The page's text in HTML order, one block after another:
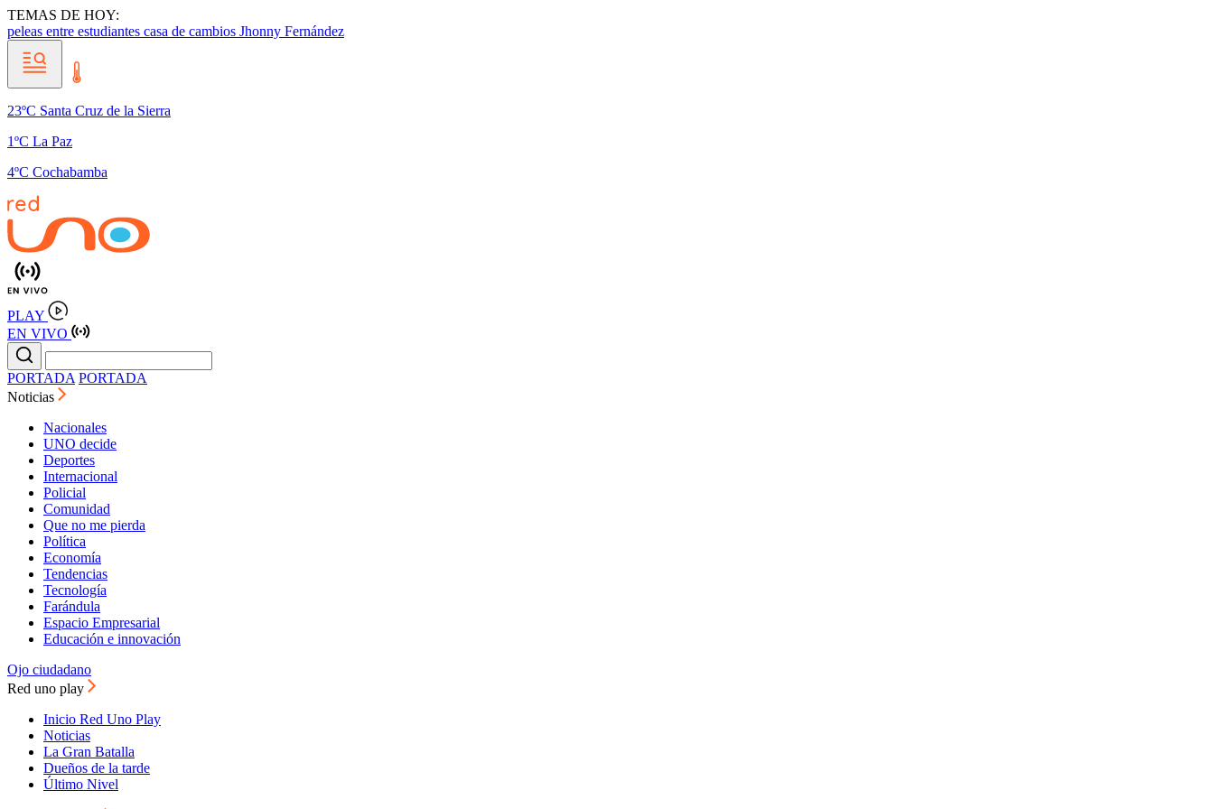
TEMAS DE HOY:
peleas entre estudiantes casa de cambios Jhonny Fernández
23ºC Santa Cruz de la Sierra
1ºC La Paz
4ºC Cochabamba
PLAY
EN VIVO
PORTADA PORTADA
Noticias
Nacionales
UNO decide
Deportes
Internacional
Policial
Comunidad
Que no me pierda
Política
Economía
Tendencias
Tecnología
Farándula
Espacio Empresarial
Educación e innovación
Ojo ciudadano
Red uno play
Inicio Red Uno Play
Noticias
La Gran Batalla
Dueños de la tarde
Último Nivel